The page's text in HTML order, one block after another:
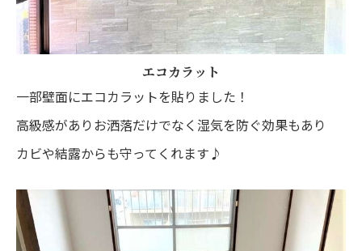
エコカラット
一部壁面にエコカラットを貼りました！
高級感がありお洒落だけでなく湿気を防ぐ効果もあり
カビや結露からも守ってくれます♪